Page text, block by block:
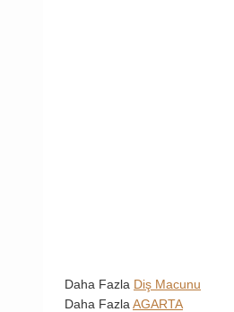
Daha Fazla Diş Macunu
Daha Fazla AGARTA